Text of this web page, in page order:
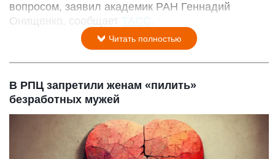
вопросом, заявил академик РАН Геннадий
Онищенко, сообщает ТАСС
Читать полностью
В РПЦ запретили женам «пилить»
безработных мужей